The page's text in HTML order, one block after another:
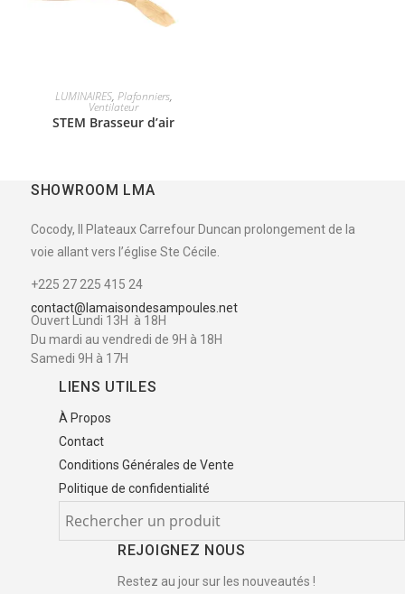
LUMINAIRES, Plafonniers,
Ventilateur
STEM Brasseur d’air
SHOWROOM LMA
Cocody, II Plateaux Carrefour Duncan prolongement de la
voie allant vers l’église Ste Cécile.
+225 27 225 415 24
contact@lamaisondesampoules.net
Ouvert Lundi 13H à 18H
Du mardi au vendredi de 9H à 18H
Samedi 9H à 17H
LIENS UTILES
À Propos
Contact
Conditions Générales de Vente
Politique de confidentialité
REJOIGNEZ NOUS
Restez au jour sur les nouveautés !